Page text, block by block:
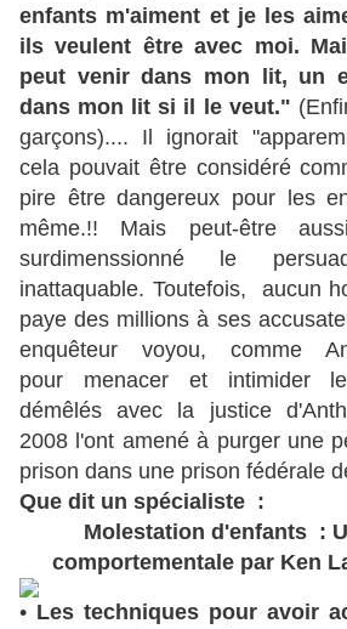
enfants m'aiment et je les
ils veulent être avec moi.
peut venir dans mon lit, un
dans mon lit si il le veut."
garçons).... Il ignorait
cela pouvait être considéré
pire être dangereux pour les
même.!! Mais peut-être
surdimenssionné le
inattaquable. Toutefois, aucun
paye des millions à ses
enquêteur voyou, comme
pour menacer et intimider
démêlés avec la justice
2008 l'ont amené à purger une
prison dans une prison fédérale
Que dit un spécialiste :
Molestation d'enfants :
comportementale par Ken
• Les techniques pour avoir